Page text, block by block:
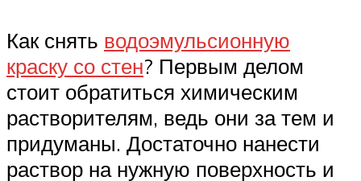
Как снять водоэмульсионную
краску со стен? Первым делом
стоит обратиться химическим
растворителям, ведь они за тем и
придуманы. Достаточно нанести
раствор на нужную поверхность и